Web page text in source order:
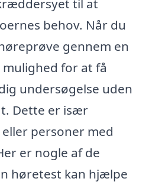
til at
behov. Når du
gennem en
for at få
undersøgelse uden
Dette er især
personer med
er nogle af de
høretest kan hjælpe